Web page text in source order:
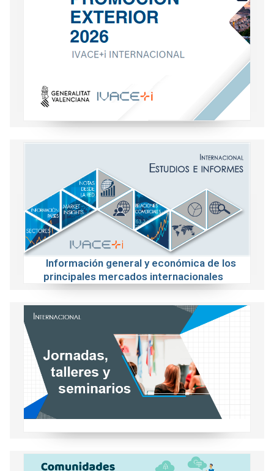
Información general y económica de los
principales mercados internacionales
Actividades sobre temáticas relacionadas
con la internacionalización
Conoce las comunidades energéticas